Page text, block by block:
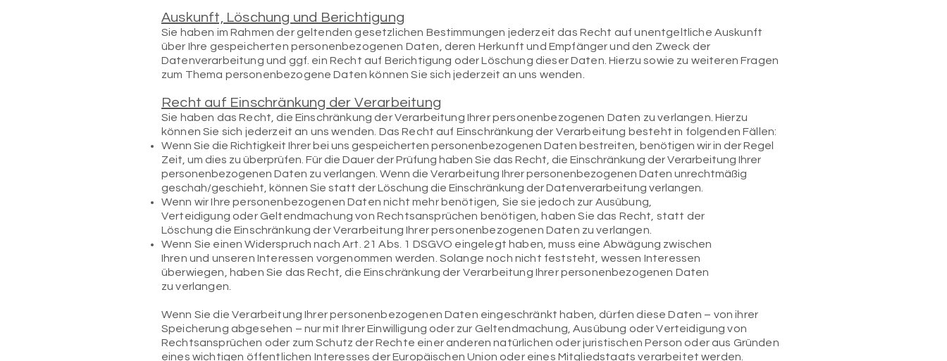
Auskunft, Löschung und Berichtigung
Sie haben im Rahmen der geltenden gesetzlichen Bestimmungen jederzeit das Recht auf unentgeltliche Auskunft
über Ihre gespeicherten personenbezogenen Daten, deren Herkunft und Empfänger und den Zweck der
Datenverarbeitung und ggf. ein Recht auf Berichtigung oder Löschung dieser Daten. Hierzu sowie zu weiteren Fragen
zum Thema personenbezogene Daten können Sie sich jederzeit an uns wenden.
Recht auf Einschränkung der Verarbeitung
Sie haben das Recht, die Einschränkung der Verarbeitung Ihrer personenbezogenen Daten zu verlangen. Hierzu
können Sie sich jederzeit an uns wenden. Das Recht auf Einschränkung der Verarbeitung besteht in folgenden Fällen:
Wenn Sie die Richtigkeit Ihrer bei uns gespeicherten personenbezogenen Daten bestreiten, benötigen wir in der Regel
Zeit, um dies zu überprüfen. Für die Dauer der Prüfung haben Sie das Recht, die Einschränkung der Verarbeitung Ihrer
personenbezogenen Daten zu verlangen. Wenn die Verarbeitung Ihrer personenbezogenen Daten unrechtmäßig
geschah/geschieht, können Sie statt der Löschung die Einschränkung der Datenverarbeitung verlangen.
Wenn wir Ihre personenbezogenen Daten nicht mehr benötigen, Sie sie jedoch zur Ausübung,
Verteidigung oder Geltendmachung von Rechtsansprüchen benötigen, haben Sie das Recht, statt der
Löschung die Einschränkung der Verarbeitung Ihrer personenbezogenen Daten zu verlangen.
Wenn Sie einen Widerspruch nach Art. 21 Abs. 1 DSGVO eingelegt haben, muss eine Abwägung zwischen
Ihren und unseren Interessen vorgenommen werden. Solange noch nicht feststeht, wessen Interessen
überwiegen, haben Sie das Recht, die Einschränkung der Verarbeitung Ihrer personenbezogenen Daten
zu verlangen.
Wenn Sie die Verarbeitung Ihrer personenbezogenen Daten eingeschränkt haben, dürfen diese Daten – von ihrer
Speicherung abgesehen – nur mit Ihrer Einwilligung oder zur Geltendmachung, Ausübung oder Verteidigung von
Rechtsansprüchen oder zum Schutz der Rechte einer anderen natürlichen oder juristischen Person oder aus Gründen
eines wichtigen öffentlichen Interesses der Europäischen Union oder eines Mitgliedstaats verarbeitet werden.